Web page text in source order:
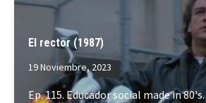
El rector (1987)
19 Noviembre, 2023
Ep. 115. Educador social made in 80's.